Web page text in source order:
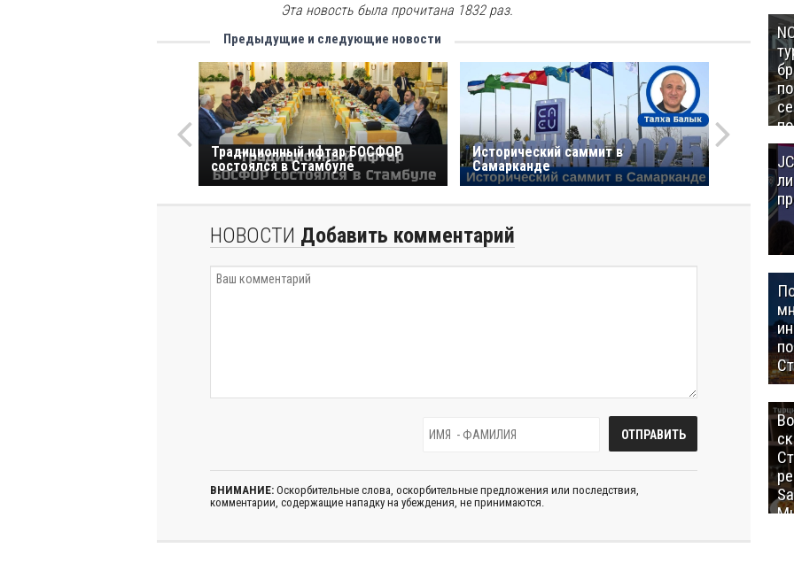
Эта новость была прочитана 1832 раз.
Предыдущие и следующие новости
Традиционный ифтар БОСФОР
состоялся в Стамбуле
Исторический саммит в
Самарканде
НОВОСТИ Добавить комментарий
ВНИМАНИЕ: Оскорбительные слова, оскорбительные предложения или последствия,
комментарии, содержащие нападку на убеждения, не принимаются.